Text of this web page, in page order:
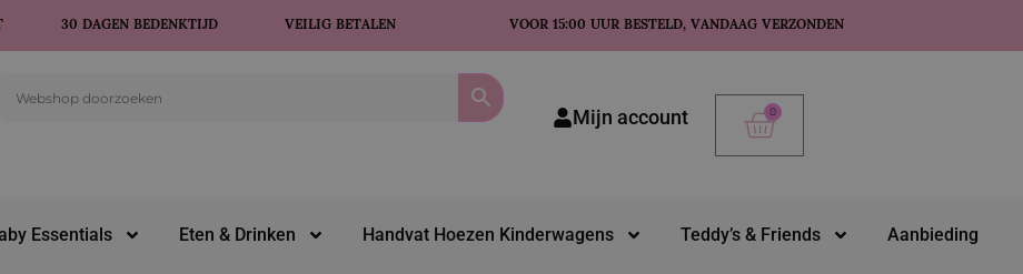
30 DAGEN BEDENKTIJD VEILIG BETALEN VOOR 15:00 UUR BESTELD, VANDAAG VERZONDEN
Mijn account 0
Essentials Eten & Drinken Handvat Hoezen Kinderwagens Teddy’s & Friends Aanbieding